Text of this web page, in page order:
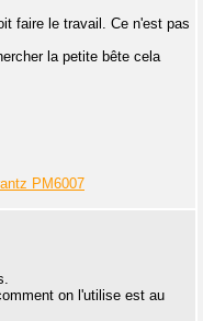
faire le travail. Ce n'est pas
la petite bête cela
PM6007
on l'utilise est au